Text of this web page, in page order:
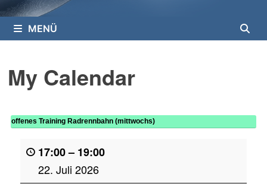
MENÜ
My Calendar
offenes Training Radrennbahn (mittwochs)
17:00– 19:00
22. Juli 2026